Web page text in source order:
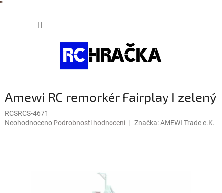
""
Amewi RC remorkér Fairplay I zelený
RCSRCS-4671
Průměrné
Neohodnoceno Podrobnosti hodnocení Značka:AMEWI Trade e.K.